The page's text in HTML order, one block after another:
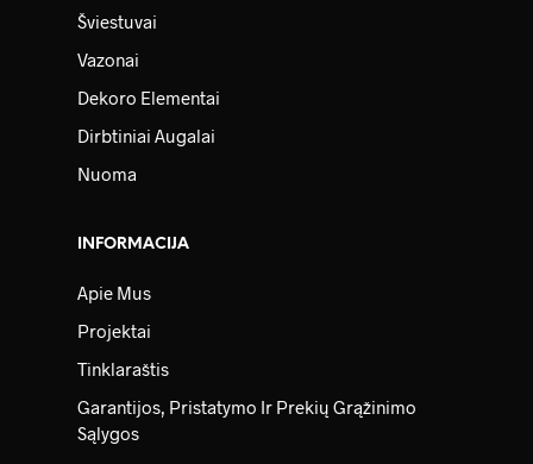
Šviestuvai
Vazonai
Dekoro Elementai
Dirbtiniai Augalai
Nuoma
INFORMACIJA
Apie Mus
Projektai
Tinklaraštis
Garantijos, Pristatymo Ir Prekių Grąžinimo
Sąlygos